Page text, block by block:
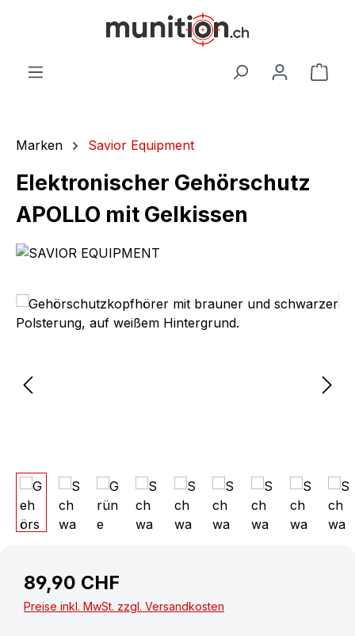
Marken Savior Equipment
Elektronischer Gehörschutz
APOLLO mit Gelkissen
Bildergalerie überspringen
89,90 CHF
Preise inkl. MwSt. zzgl. Versandkosten